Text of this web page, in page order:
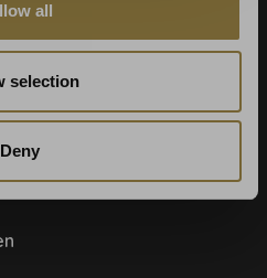
all
selection
Deny